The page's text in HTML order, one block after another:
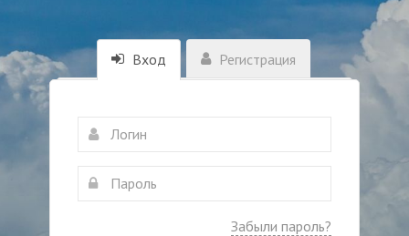
Вход Регистрация
Забыли пароль?